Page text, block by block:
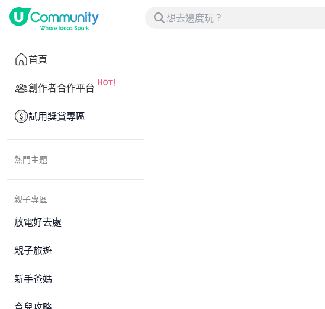
首頁
創作者合作平台
試用獎賞專區
熱門主題
親子專區
放電好去處
親子旅遊
新手爸媽